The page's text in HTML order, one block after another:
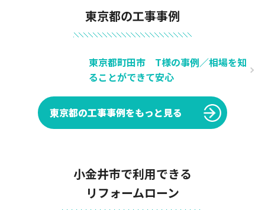
東京都の工事事例
東京都町田市 T様の事例／相場を知
ることができて安心
東京都の工事事例をもっと見る
小金井市で利用できる
リフォームローン